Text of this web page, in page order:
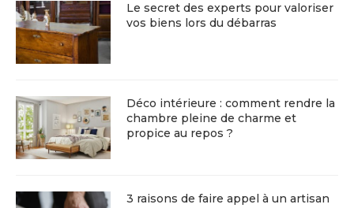
Le secret des experts pour valoriser
vos biens lors du débarras
Déco intérieure : comment rendre la
chambre pleine de charme et
propice au repos ?
3 raisons de faire appel à un artisan